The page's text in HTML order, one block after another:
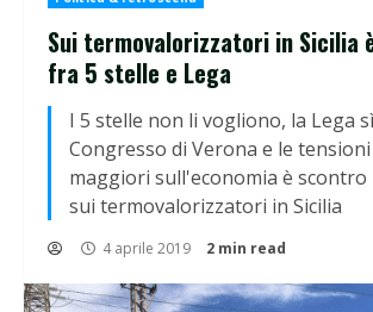
Sui termovalorizzatori in Sicilia
fra 5 stelle e Lega
I 5 stelle non li vogliono, la Lega
Congresso di Verona e le
maggiori sull'economia è scontro
sui termovalorizzatori in Sicilia
4 aprile 2019 2 min read